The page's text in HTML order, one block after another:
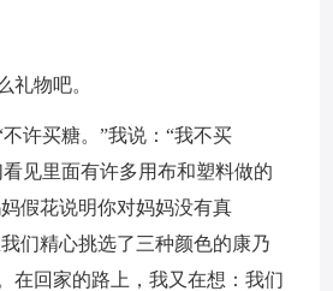
礼物吧。
许买糖。”我说：“我不买
见里面有许多用布和塑料做的
假花说明你对妈妈没有真
们精心挑选了三种颜色的康乃
在回家的路上，我又在想：我们